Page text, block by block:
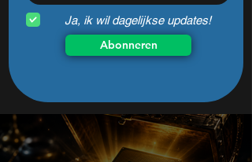
Ja, ik wil dagelijkse updates!
Abonneren